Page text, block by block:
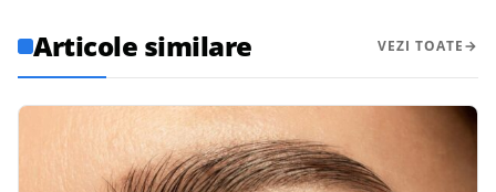
Articole similare VEZI TOATE